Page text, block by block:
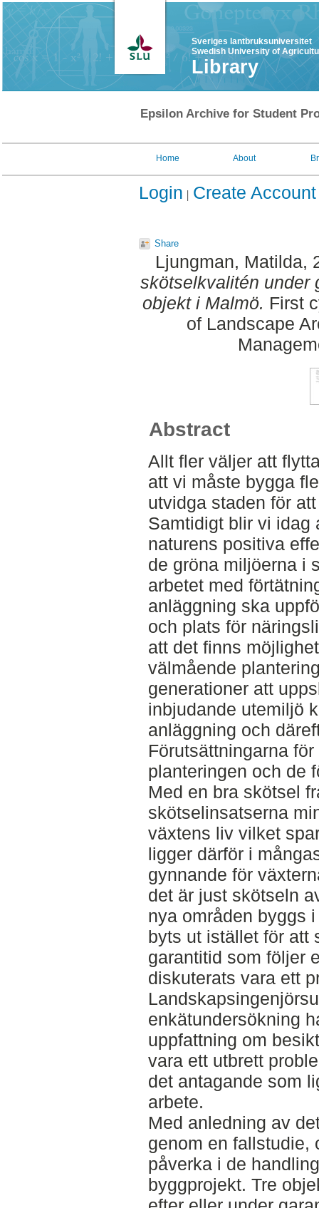
Sveriges lantbruksuniversitet
Swedish University of
Library
Epsilon Archive for Student
Home About
Login Create Account
Share
Ljungman, Matilda,
skötselkvalitén under
objekt i Malmö. First
of Landscape
Abstract
Allt fler väljer att
att vi måste bygga
utvidga staden för
Samtidigt blir vi idag
naturens positiva
de gröna miljöerna i
arbetet med
anläggning ska
och plats för
att det finns
välmående
generationer att
inbjudande utemiljö
anläggning och
Förutsättningarna
planteringen och de
Med en bra skötsel
skötselinsatserna
växtens liv vilket
ligger därför i
gynnande för
det är just skötseln
nya områden byggs
byts ut istället för att
garantitid som följer
diskuterats vara ett
enkätundersökning
uppfattning om
vara ett utbrett
det antagande som
arbete.
Med anledning av
genom en fallstudie,
påverka i de
byggprojekt. Tre